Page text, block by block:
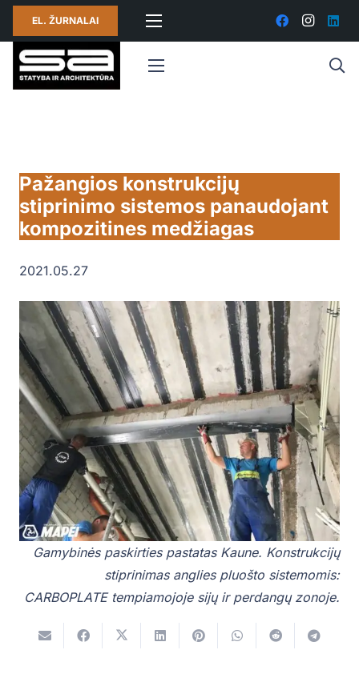
EL. ŽURNALAI
Pažangios konstrukcijų
stiprinimo sistemos panaudojant
kompozitines medžiagas
2021.05.27
Gamybinės paskirties pastatas Kaune. Konstrukcijų
stiprinimas anglies pluošto sistemomis:
CARBOPLATE tempiamojoje sijų ir perdangų zonoje.